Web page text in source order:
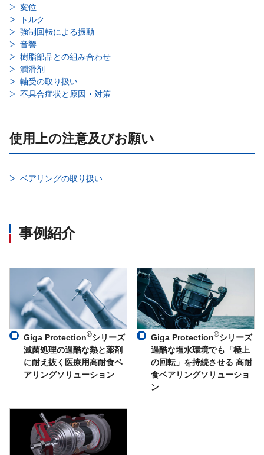
変位
トルク
強制回転による振動
音響
樹脂部品との組み合わせ
潤滑剤
軸受の取り扱い
不具合症状と原因・対策
使用上の注意及びお願い
ベアリングの取り扱い
事例紹介
Giga Protection®シリーズ
滅菌処理の過酷な熱と薬剤
に耐え抜く医療用高耐食ベ
アリングソリューション
Giga Protection®シリーズ
過酷な塩水環境でも「極上
の回転」を持続させる 高耐
食ベアリングソリューショ
ン